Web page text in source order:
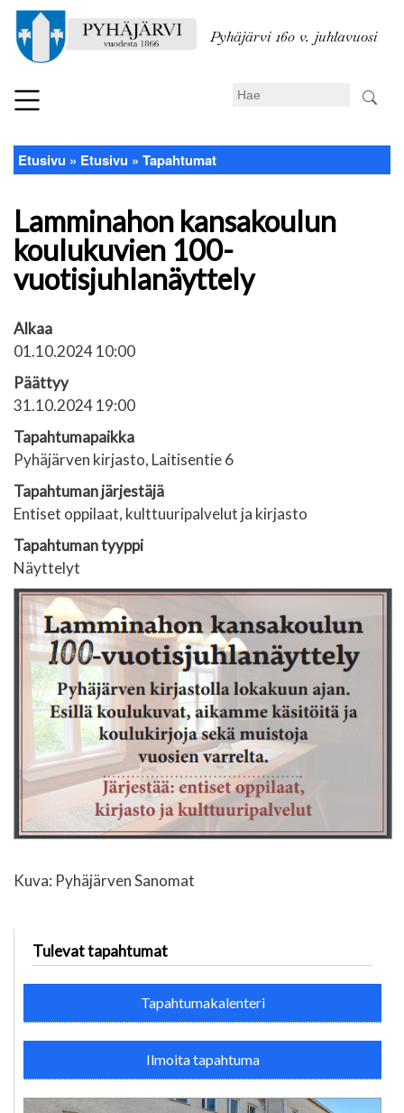
pääsisältöön
Pyhäjärvi 160 v. juhlavuosi
Search
Murupolku
Etusivu Etusivu Tapahtumat
Lamminahon kansakoulun
koulukuvien 100-
vuotisjuhlanäyttely
Alkaa
01.10.2024 10:00
Päättyy
31.10.2024 19:00
Tapahtumapaikka
Pyhäjärven kirjasto, Laitisentie 6
Tapahtuman järjestäjä
Entiset oppilaat, kulttuuripalvelut ja kirjasto
Tapahtuman tyyppi
Näyttelyt
Kuva: Pyhäjärven Sanomat
Tulevat tapahtumat
Tapahtumakalenteri
Ilmoita tapahtuma